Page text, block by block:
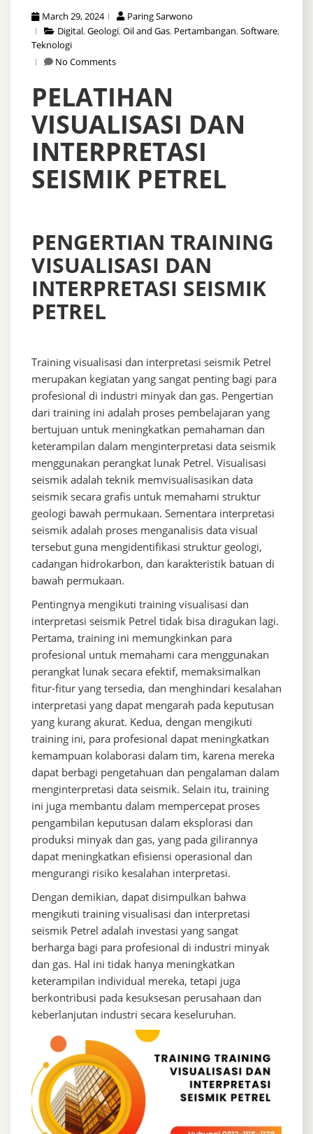
March 29, 2024
Paring Sarwono
Digital,Geologi,Oil and Gas, Pertambangan,Software,
Teknologi
No Comments
PELATIHAN
VISUALISASI DAN
INTERPRETASI
SEISMIK PETREL
PENGERTIAN TRAINING
VISUALISASI DAN
INTERPRETASI SEISMIK
PETREL
Training visualisasi dan interpretasi seismik Petrel
merupakan kegiatan yang sangat penting bagi para
profesional di industri minyak dan gas. Pengertian
dari training ini adalah proses pembelajaran yang
bertujuan untuk meningkatkan pemahaman dan
keterampilan dalam menginterpretasi data seismik
menggunakan perangkat lunak Petrel. Visualisasi
seismik adalah teknik memvisualisasikan data
seismik secara grafis untuk memahami struktur
geologi bawah permukaan. Sementara interpretasi
seismik adalah proses menganalisis data visual
tersebut guna mengidentifikasi struktur geologi,
cadangan hidrokarbon, dan karakteristik batuan di
bawah permukaan.
Pentingnya mengikuti training visualisasi dan
interpretasi seismik Petrel tidak bisa diragukan lagi.
Pertama, training ini memungkinkan para
profesional untuk memahami cara menggunakan
perangkat lunak secara efektif, memaksimalkan
fitur-fitur yang tersedia, dan menghindari kesalahan
interpretasi yang dapat mengarah pada keputusan
yang kurang akurat. Kedua, dengan mengikuti
training ini, para profesional dapat meningkatkan
kemampuan kolaborasi dalam tim, karena mereka
dapat berbagi pengetahuan dan pengalaman dalam
menginterpretasi data seismik. Selain itu, training
ini juga membantu dalam mempercepat proses
pengambilan keputusan dalam eksplorasi dan
produksi minyak dan gas, yang pada gilirannya
dapat meningkatkan efisiensi operasional dan
mengurangi risiko kesalahan interpretasi.
Dengan demikian, dapat disimpulkan bahwa
mengikuti training visualisasi dan interpretasi
seismik Petrel adalah investasi yang sangat
berharga bagi para profesional di industri minyak
dan gas. Hal ini tidak hanya meningkatkan
keterampilan individual mereka, tetapi juga
berkontribusi pada kesuksesan perusahaan dan
keberlanjutan industri secara keseluruhan.